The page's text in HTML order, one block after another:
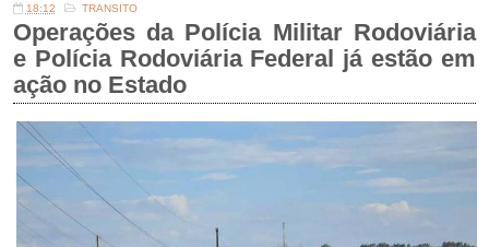
18:12 TRANSITO
Operações da Polícia Militar Rodoviária
e Polícia Rodoviária Federal já estão em
ação no Estado